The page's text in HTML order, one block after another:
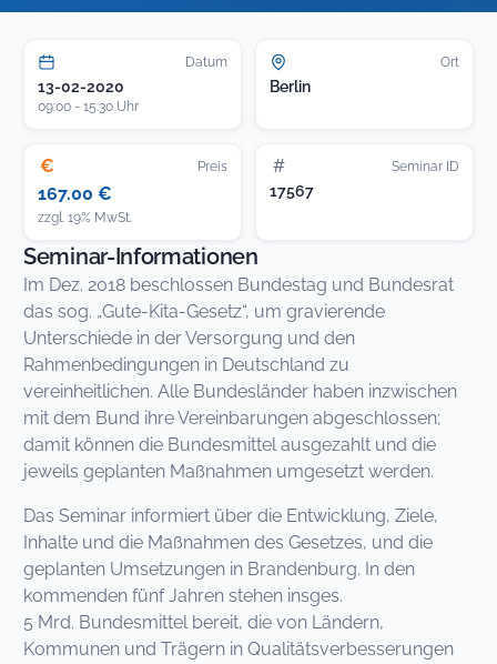
Datum
13-02-2020
09:00 - 15:30 Uhr
Ort
Berlin
€ Preis
167.00 €
zzgl. 19% MwSt.
# Seminar ID
17567
Seminar-Informationen
Im Dez. 2018 beschlossen Bundestag und Bundesrat
das sog. „Gute-Kita-Gesetz“, um gravierende
Unterschiede in der Versorgung und den
Rahmenbedingungen in Deutschland zu
vereinheitlichen. Alle Bundesländer haben inzwischen
mit dem Bund ihre Vereinbarungen abgeschlossen;
damit können die Bundesmittel ausgezahlt und die
jeweils geplanten Maßnahmen umgesetzt werden.
Das Seminar informiert über die Entwicklung, Ziele,
Inhalte und die Maßnahmen des Gesetzes, und die
geplanten Umsetzungen in Brandenburg. In den
kommenden fünf Jahren stehen insges.
5 Mrd. Bundesmittel bereit, die von Ländern,
Kommunen und Trägern in Qualitätsverbesserungen